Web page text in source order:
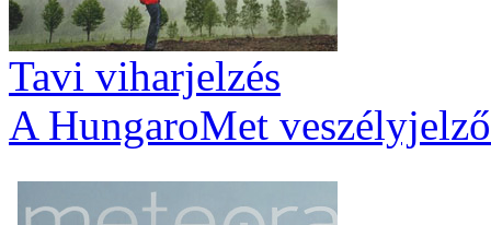
Tavi viharjelzés
A HungaroMet